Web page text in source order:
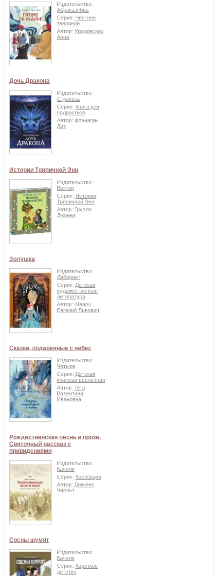
Издательство:
Абраказябра
Серия: Честное
звериное
Автор: Уродовских
Анна
Дочь Дракона
Издательство:
Стрекоза
Серия: Книга для
подростков
Автор: Флэнаган
Лиз
Истории Тряпичной Энн
Издательство:
Вектор
Серия: Истории
Тряпичной Энн
Автор: Груэлл
Джонни
Золушка
Издательство:
Лабиринт
Серия: Детская
художественная
литература
Автор:
Шварц
Евгений Львович
Сказки, подаренные с небес
Издательство:
Четыре
Серия: Детская
книжная вселенная
Автор: Гетц
Валентина
Ивановна
Рождественская песнь в прозе.
Святочный рассказ с
привидениями
Издательство:
Качели
Серия: Коллекция
Автор: Диккенс
Чарльз
Сосны шумят
Издательство:
Качели
Серия: Короткое
детство